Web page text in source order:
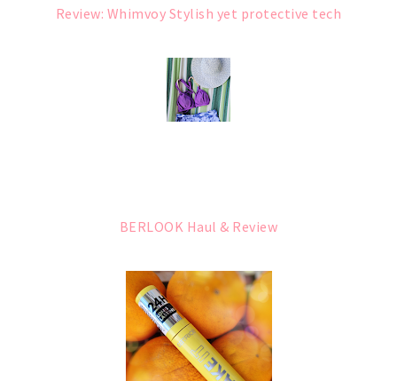
Review: Whimvoy Stylish yet protective tech
BERLOOK Haul & Review